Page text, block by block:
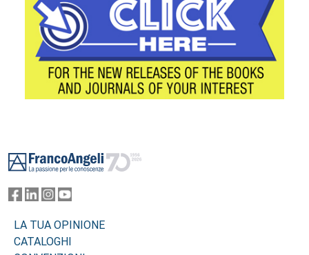
LA TUA OPINIONE
CATALOGHI